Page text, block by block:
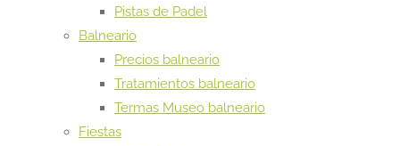
Pistas de Padel
Balneario
Precios balneario
Tratamientos balneario
Termas Museo balneario
Fiestas